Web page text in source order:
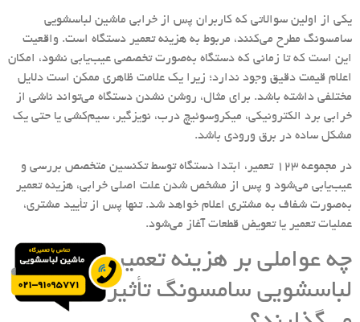
یکی از اولین سوالاتی که کاربران پس از خرابی ماشین لباسشویی
سامسونگ مطرح می‌کنند، مربوط به هزینه تعمیر دستگاه است. واقعیت
این است که تا زمانی که دستگاه به‌صورت تخصصی عیب‌یابی نشود، امکان
اعلام قیمت دقیق وجود ندارد؛ زیرا یک علامت ظاهری ممکن است دلایل
مختلفی داشته باشد. برای مثال، روشن نشدن دستگاه می‌تواند ناشی از
خرابی برد الکترونیکی، میکروسوئیچ درب، نویزگیر، سیم‌کشی یا حتی یک
مشکل ساده در برق ورودی باشد.
در مجموعه 123 تعمیر، ابتدا دستگاه توسط تکنسین متخصص بررسی و
عیب‌یابی می‌شود و پس از مشخص شدن علت اصلی خرابی، هزینه تعمیر
به‌صورت شفاف به مشتری اعلام خواهد شد. تنها پس از تأیید مشتری،
عملیات تعمیر یا تعویض قطعات آغاز می‌شود.
چه عواملی بر هزینه تعمیر ماشین
لباسشویی سامسونگ تأثیر